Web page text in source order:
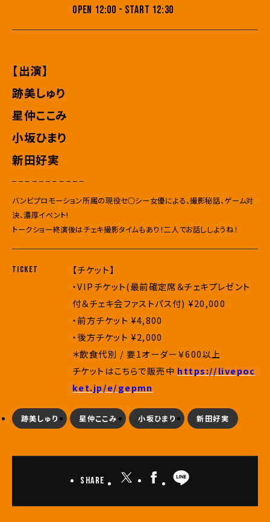
OPEN 12:00 - START 12:30
【出演】
跡美しゅり
星仲ここみ
小坂ひまり
新田好実
バンビプロモーション所属の現役セ○シー女優による、撮影秘話、ゲーム対
決、濃厚イベント!
トークショー終演後はチェキ撮影タイムもあり！二人でお話ししようね！
TICKET
【チケット】
・VIPチケット(最前確定席＆チェキプレゼント
付＆チェキ会ファストパス付) ¥20,000
・前方チケット ¥4,800
・後方チケット ¥2,000
＊飲食代別 / 要1オーダー￥600以上
チケットはこちらで販売中 https://livepoc
ket.jp/e/gepmn
跡美しゅり 星仲ここみ 小坂ひまり 新田好実
Share